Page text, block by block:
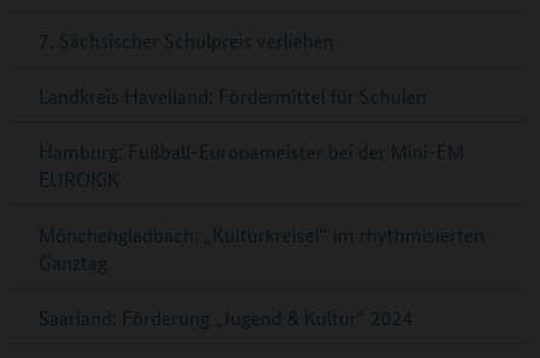
7. Sächsischer Schulpreis verliehen
Landkreis Havelland: Fördermittel für Schulen
Hamburg: Fußball-Europameister bei der Mini-EM
EUROKiK
Mönchengladbach: „Kulturkreisel“ im rhythmisierten
Ganztag
Saarland: Förderung „Jugend & Kultur“ 2024